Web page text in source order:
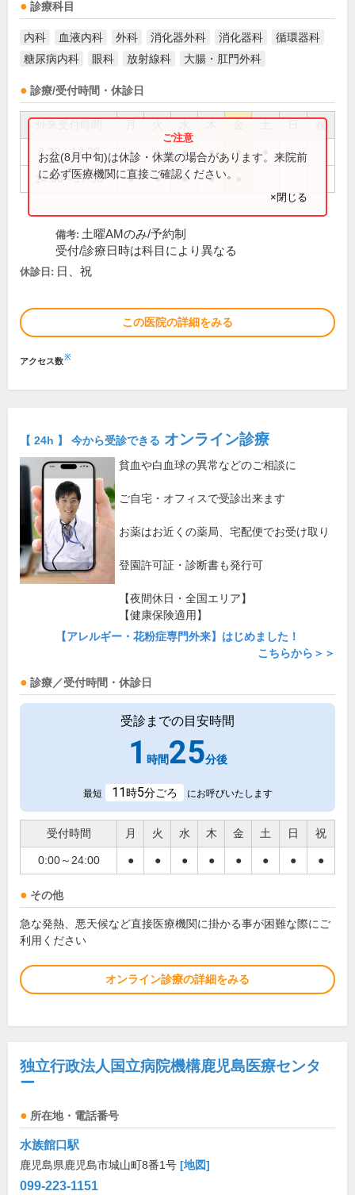
診療科目
内科 血液内科 外科 消化器外科 消化器科
循環器科
糖尿病内科
眼科 放射線科 大腸・肛門外科
診療/受付時間・休診日
祝
8:30～12:30 ● ● ● ● ●
14:00～17:30 ● ● ● ●
お盆(8月中旬)は休診・休業の場合があります。来院前
に必ず医療機関に直接ご確認ください。
×閉じる
備考: 土曜AMのみ/予約制
受付/診療日時は科目により異なる
休診日: 日、祝
この医院の詳細をみる
アクセス数※
【 24h 】 今から受診できる オンライン診療
貧血や白血球の異常などのご相談に
ご自宅・オフィスで受診出来ます
お薬はお近くの薬局、宅配便でお受け取り
登園許可証・診断書も発行可
【夜間休日・全国エリア】
【健康保険適用】
【アレルギー・花粉症専門外来】はじめました！
こちらから＞＞
診療／受付時間・休診日
受診までの目安時間
1 時間25分後
最短 11時5分ごろ にお呼びいたします
受付時間 月 火 水 木 金 土 日 祝
0:00～24:00 ● ● ● ● ● ● ● ●
その他
急な発熱、悪天候など直接医療機関に掛かる事が困難な際にご
利用ください
オンライン診療の詳細をみる
独立行政法人国立病院機構鹿児島医療センタ
ー
所在地・電話番号
水族館口駅
鹿児島県鹿児島市城山町8番1号 [地図]
099-223-1151